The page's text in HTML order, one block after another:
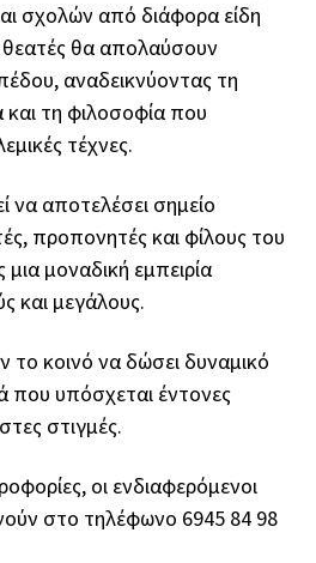
σχολών από διάφορα είδη
θα απολαύσουν
αναδεικνύοντας τη
και τη φιλοσοφία που
τέχνες.
να αποτελέσει σημείο
προπονητές και φίλους του
μοναδική εμπειρία
και μεγάλους.
το κοινό να δώσει δυναμικό
που υπόσχεται έντονες
στιγμές.
οι ενδιαφερόμενοι
στο τηλέφωνο 6945 84 98